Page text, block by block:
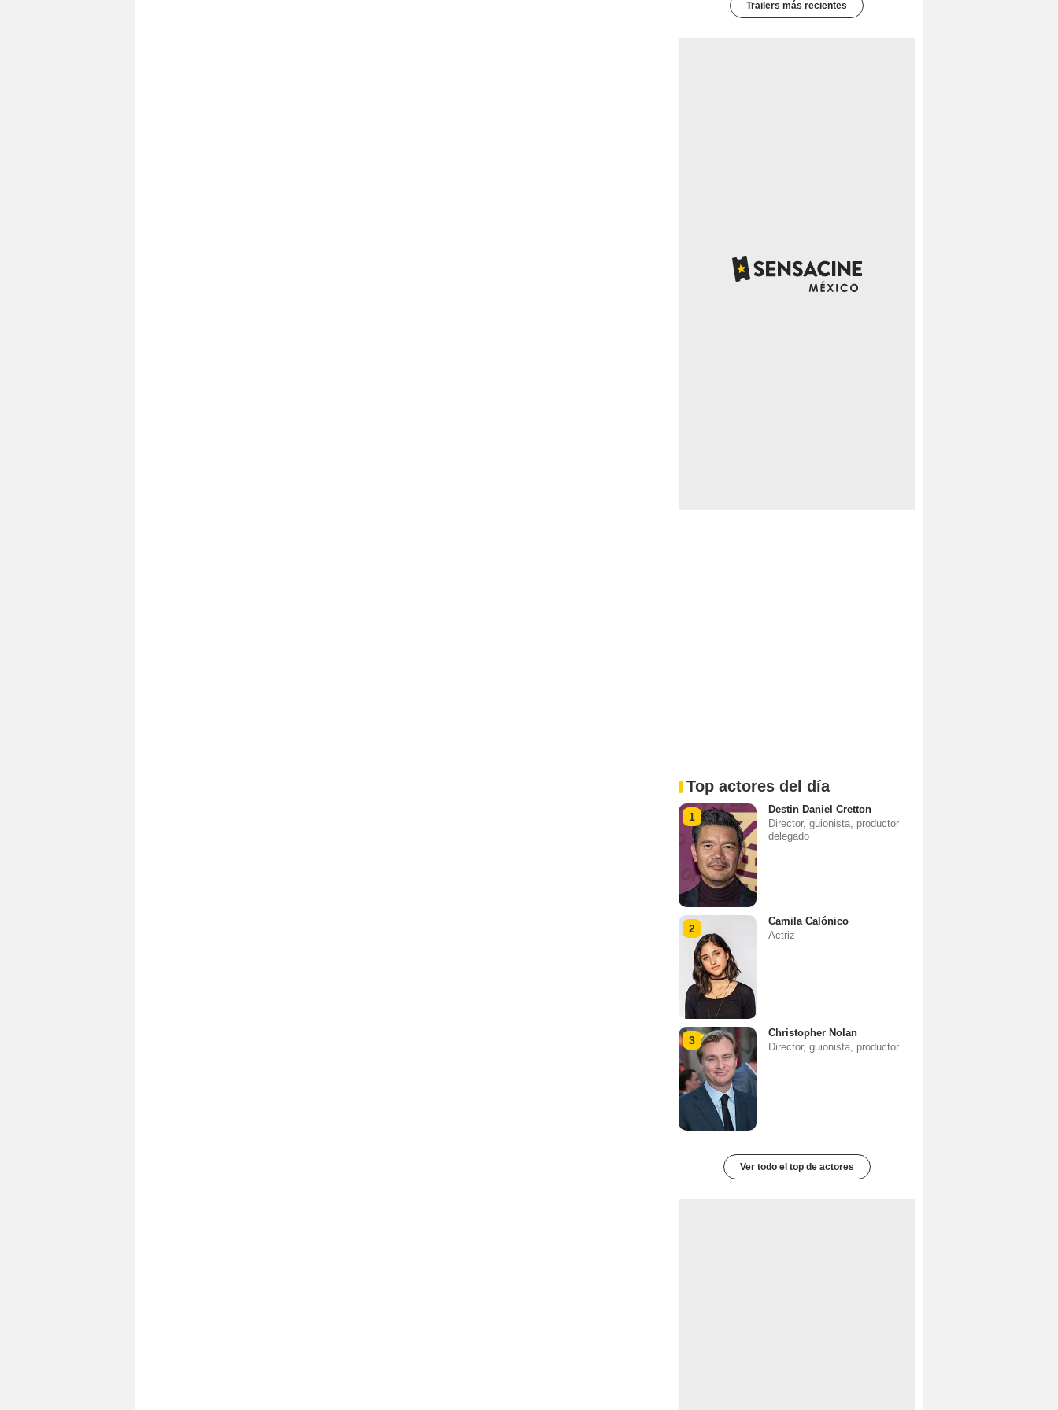
Trailers más recientes
Top actores del día
1
Destin Daniel Cretton
Director, guionista, productor
delegado
2
Camila Calónico
Actriz
3
Christopher Nolan
Director, guionista, productor
Ver todo el top de actores